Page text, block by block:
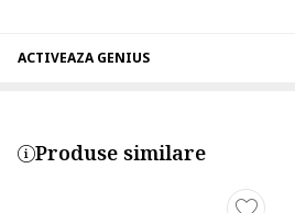
ACTIVEAZA GENIUS
Produse similare